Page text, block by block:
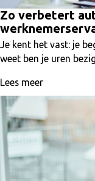
Zo verbetert
Je kent het vast: je
weet ben je uren
Lees meer